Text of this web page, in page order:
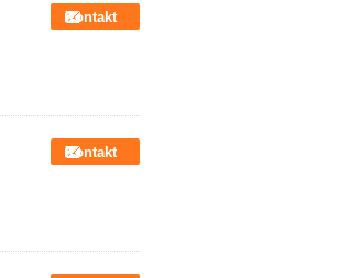
Kontakt
Kontakt